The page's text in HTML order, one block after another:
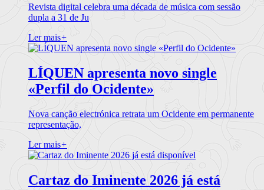
Revista digital celebra uma década de música com sessão
dupla a 31 de Ju
Ler mais+
LÍQUEN apresenta novo single
«Perfil do Ocidente»
Nova canção electrónica retrata um Ocidente em permanente
representação,
Ler mais+
Cartaz do Iminente 2026 já está